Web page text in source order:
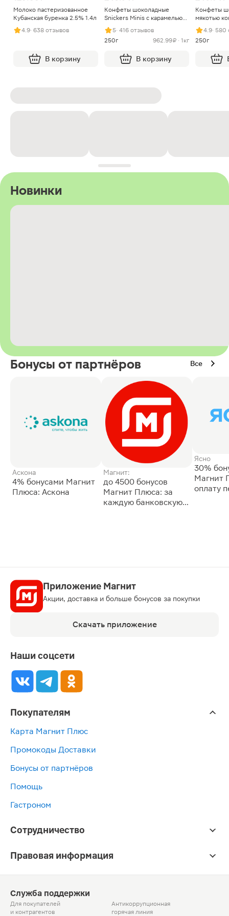
Молоко пастеризованное
Кубанская буренка 2.5% 1.4л
4.9· 638 отзывов
В корзину
Конфеты шоколадные
Snickers Minis с карамелью
арахисом и нугой
5· 416 отзывов
250г
962.99 ₽ · 1кг
В корзину
Конфеты
мякотью
4.9· 580
250г
Новинки
Бонусы от партнёров Все
Аскона
4% бонусами Магнит
Плюса: Аскона
Магнит:
до 4500 бонусов
Магнит Плюса: за
каждую банковскую
Ясно
30%
Магнит
оплату
Приложение Магнит
Акции, доставка и больше бонусов за покупки
Скачать приложение
Наши соцсети
Покупателям
Карта Магнит Плюс
Промокоды Доставки
Бонусы от партнёров
Помощь
Гастроном
Сотрудничество
Правовая информация
Служба поддержки
Для покупателей
и контрагентов
Антикоррупционная
горячая линия